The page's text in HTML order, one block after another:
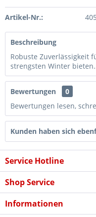
Artikel-Nr.:
Beschreibung
Robuste Zuverlässigkeit
strengsten Winter
Bewertungen
0
Bewertungen lesen,
Kunden haben sich
Service Hotline
Shop Service
Informationen